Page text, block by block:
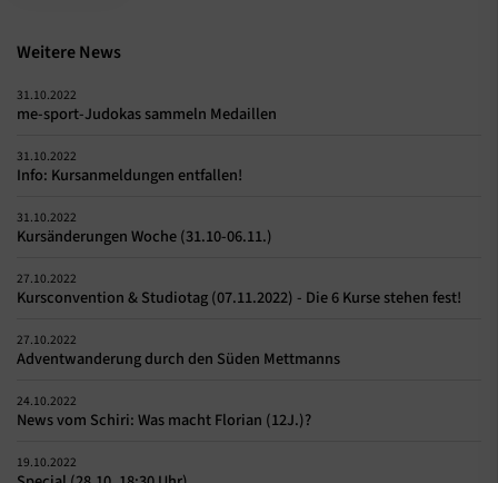
Weitere News
31.10.2022
me-sport-Judokas sammeln Medaillen
31.10.2022
Info: Kursanmeldungen entfallen!
31.10.2022
Kursänderungen Woche (31.10-06.11.)
27.10.2022
Kursconvention & Studiotag (07.11.2022) - Die 6 Kurse stehen fest!
27.10.2022
Adventwanderung durch den Süden Mettmanns
24.10.2022
News vom Schiri: Was macht Florian (12J.)?
19.10.2022